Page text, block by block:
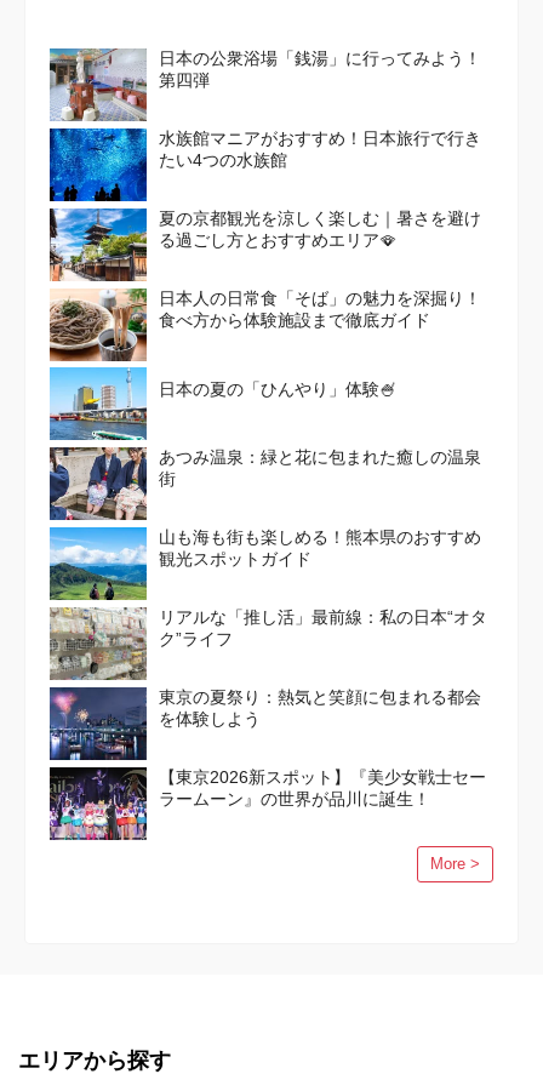
日本の公衆浴場「銭湯」に行ってみよう！
第四弾
水族館マニアがおすすめ！日本旅行で行き
たい4つの水族館
夏の京都観光を涼しく楽しむ｜暑さを避け
る過ごし方とおすすめエリア🪭
日本人の日常食「そば」の魅力を深掘り！
食べ方から体験施設まで徹底ガイド
日本の夏の「ひんやり」体験🍧
あつみ温泉：緑と花に包まれた癒しの温泉
街
山も海も街も楽しめる！熊本県のおすすめ
観光スポットガイド
リアルな「推し活」最前線：私の日本“オタ
ク”ライフ
東京の夏祭り：熱気と笑顔に包まれる都会
を体験しよう
【東京2026新スポット】『美少女戦士セー
ラームーン』の世界が品川に誕生！
More >
エリアから探す